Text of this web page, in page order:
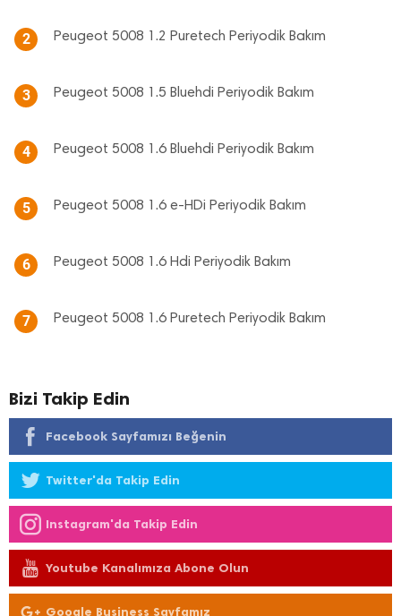
2 Peugeot 5008 1.2 Puretech Periyodik Bakım
3 Peugeot 5008 1.5 Bluehdi Periyodik Bakım
4 Peugeot 5008 1.6 Bluehdi Periyodik Bakım
5 Peugeot 5008 1.6 e-HDi Periyodik Bakım
6 Peugeot 5008 1.6 Hdi Periyodik Bakım
7 Peugeot 5008 1.6 Puretech Periyodik Bakım
Bizi Takip Edin
Facebook Sayfamızı Beğenin
Twitter'da Takip Edin
Instagram'da Takip Edin
Youtube Kanalımıza Abone Olun
Google Business Sayfamız